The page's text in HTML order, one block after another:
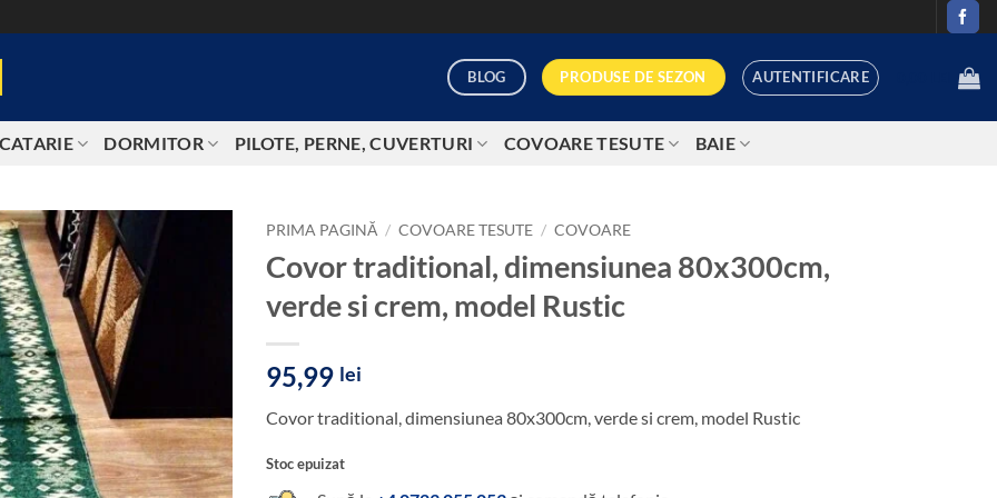
BLOG PRODUSE DE SEZON AUTENTIFICARE
DORMITOR PILOTE, PERNE, CUVERTURI COVOARE TESUTE BAIE
PRIMA PAGINĂ / COVOARE TESUTE / COVOARE
Covor traditional, dimensiunea 80x300cm,
verde si crem, model Rustic
95,99 lei
Covor traditional, dimensiunea 80x300cm, verde si crem, model Rustic
Stoc epuizat